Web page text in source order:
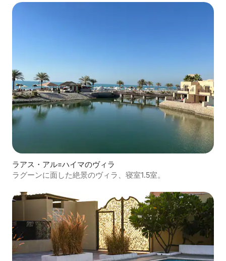
ラアス・アル=ハイマのヴィラ
ラグーンに面した絶景のヴィラ、寝室1.5室。